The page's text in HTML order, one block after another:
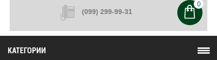
(099) 299-99-31
0
КАТЕГОРИИ